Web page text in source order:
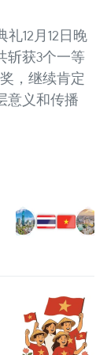
12月12日晚
斩获3个一等
，继续肯定
意义和传播